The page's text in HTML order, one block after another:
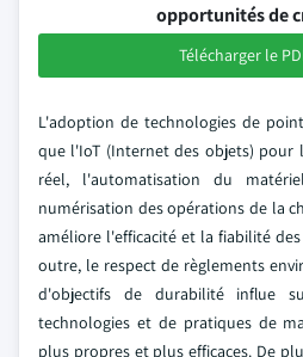
opportunités de
Télécharger le
L'adoption de technologies de
que l'IoT (Internet des objets) pour
réel, l'automatisation du
numérisation des opérations de la
améliore l'efficacité et la fiabilité
outre, le respect de règlements
d'objectifs de durabilité influe
technologies et de pratiques de
plus propres et plus efficaces. De